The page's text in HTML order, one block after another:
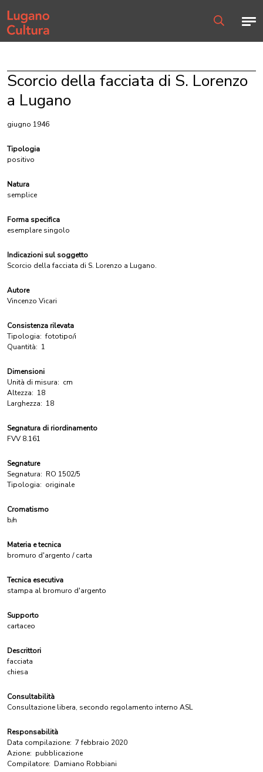
Home page
Scorcio della facciata di S. Lorenzo
a Lugano
giugno 1946
Tipologia
positivo
Natura
semplice
Forma specifica
esemplare singolo
Indicazioni sul soggetto
Scorcio della facciata di S. Lorenzo a Lugano.
Autore
Vincenzo Vicari
Consistenza rilevata
Tipologia: fototipo/i
Quantità: 1
Dimensioni
Unità di misura: cm
Altezza: 18
Larghezza: 18
Segnatura di riordinamento
FVV 8.161
Segnature
Segnatura: RO 1502/5
Tipologia: originale
Cromatismo
b/n
Materia e tecnica
bromuro d'argento / carta
Tecnica esecutiva
stampa al bromuro d'argento
Supporto
cartaceo
Descrittori
facciata
chiesa
Consultabilità
Consultazione libera, secondo regolamento interno ASL
Responsabilità
Data compilazione: 7 febbraio 2020
Azione: pubblicazione
Compilatore: Damiano Robbiani